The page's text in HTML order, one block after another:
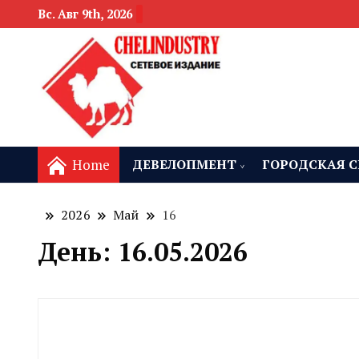
Вс. Авг 9th, 2026
Home ДЕВЕЛОПМЕНТ ГОРОДСКАЯ
2026 Май 16
День: 16.05.2026